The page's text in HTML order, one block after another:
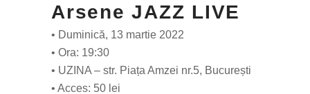
Arsene JAZZ LIVE
• Duminică, 13 martie 2022
• Ora: 19:30
• UZINA – str. Piața Amzei nr.5, București
• Acces: 50 lei